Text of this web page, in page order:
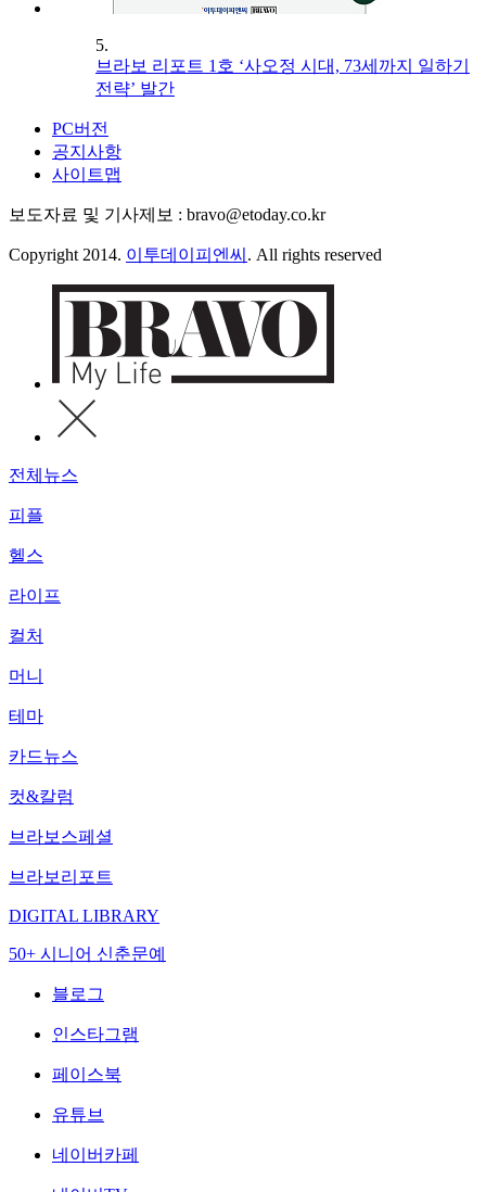
5.
브라보 리포트 1호 ‘사오정 시대, 73세까지 일하기
전략’ 발간
PC버전
공지사항
사이트맵
보도자료 및 기사제보 : bravo@etoday.co.kr
Copyright 2014. 이투데이피엔씨 . All rights reserved
전체뉴스
피플
헬스
라이프
컬처
머니
테마
카드뉴스
컷&칼럼
브라보스페셜
브라보리포트
DIGITAL LIBRARY
50+ 시니어 신춘문예
블로그
인스타그램
페이스북
유튜브
네이버카페